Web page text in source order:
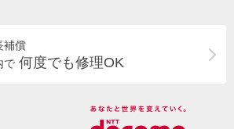
補償
で 何度でも修理OK